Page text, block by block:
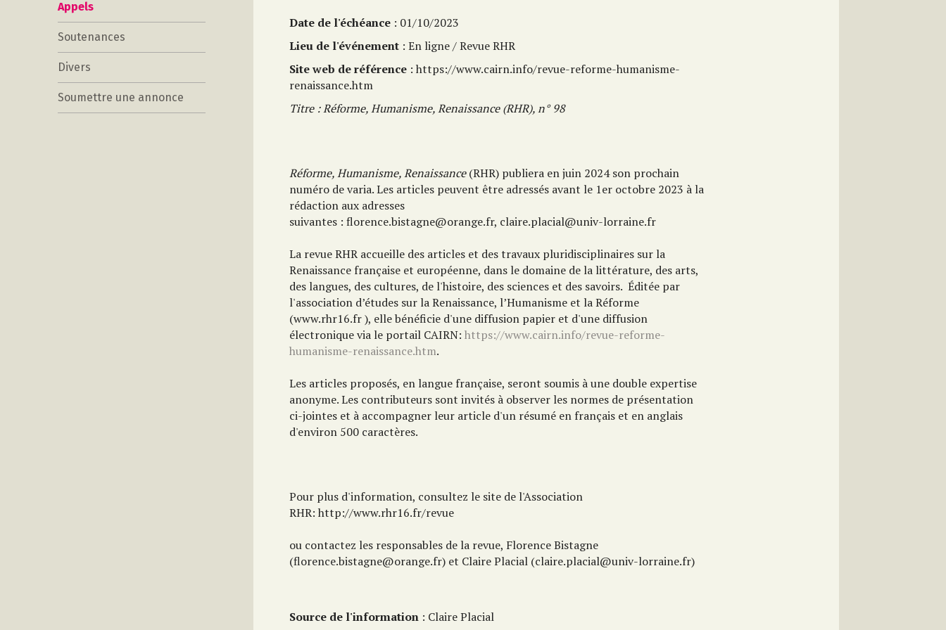
Appels
Soutenances
Divers
Soumettre une annonce
Date de l'échéance : 01/10/2023
Lieu de l'événement : En ligne / Revue RHR
Site web de référence : https://www.cairn.info/revue-reforme-humanisme-
renaissance.htm
Titre : Réforme, Humanisme, Renaissance (RHR), n° 98
Réforme, Humanisme, Renaissance(RHR) publiera en juin 2024 son prochain
numéro de varia. Les articles peuvent être adressés avant le 1er octobre 2023 à la
rédaction aux adresses
suivantes : florence.bistagne@orange.fr, claire.placial@univ-lorraine.fr
La revue RHR accueille des articles et des travaux pluridisciplinaires sur la
Renaissance française et européenne, dans le domaine de la littérature, des arts,
des langues, des cultures, de l'histoire, des sciences et des savoirs. Éditée par
l'association d’études sur la Renaissance, l’Humanisme et la Réforme
(www.rhr16.fr ), elle bénéficie d'une diffusion papier et d'une diffusion
électronique via le portail CAIRN:https://www.cairn.info/revue-reforme-
humanisme-renaissance.htm.
Les articles proposés, en langue française, seront soumis à une double expertise
anonyme. Les contributeurs sont invités à observer les normes de présentation
ci-jointes et à accompagner leur article d'un résumé en français et en anglais
d'environ 500 caractères.
Pour plus d'information, consultez le site de l'Association
RHR: http://www.rhr16.fr/revue
ou contactez les responsables de la revue, Florence Bistagne
(florence.bistagne@orange.fr) et Claire Placial (claire.placial@univ-lorraine.fr)
Source de l'information : Claire Placial